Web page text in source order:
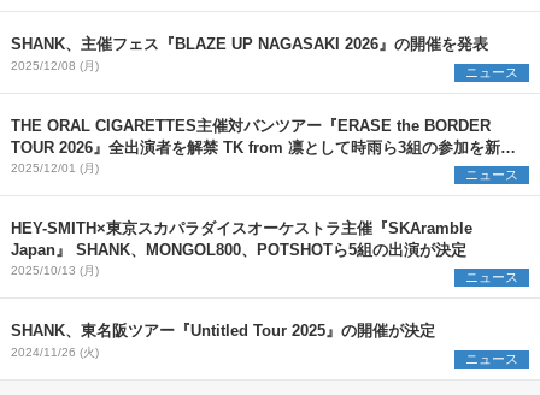
SHANK、主催フェス『BLAZE UP NAGASAKI 2026』の開催を発表
2025/12/08 (月) ニュース
THE ORAL CIGARETTES主催対バンツアー『ERASE the BORDER
TOUR 2026』全出演者を解禁 TK from 凛として時雨ら3組の参加を新た
に発表
2025/12/01 (月) ニュース
HEY-SMITH×東京スカパラダイスオーケストラ主催『SKAramble
Japan』 SHANK、MONGOL800、POTSHOTら5組の出演が決定
2025/10/13 (月) ニュース
SHANK、東名阪ツアー『Untitled Tour 2025』の開催が決定
2024/11/26 (火) ニュース